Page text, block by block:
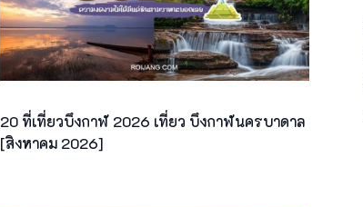
20 ที่เที่ยวบึงกาฬ 2026 เที่ยว บึงกาฬนครบาดาล
[สิงหาคม 2026]